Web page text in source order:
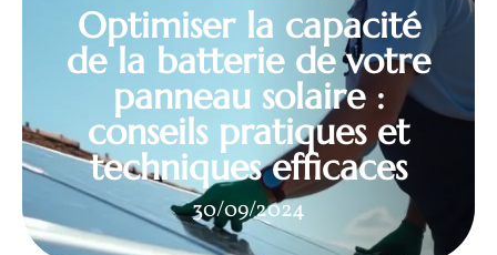
Optimiser la capacité
de la batterie de votre
panneau solaire :
conseils pratiques et
techniques efficaces
30/09/2024